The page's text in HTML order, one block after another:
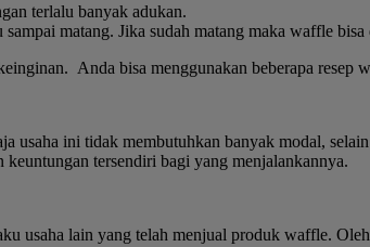
terlalu banyak adukan.
matang. Jika sudah matang maka waffle
Anda bisa menggunakan beberapa resep
usaha ini tidak membutuhkan banyak modal,
tersendiri bagi yang menjalankannya.
usaha lain yang telah menjual produk waffle.